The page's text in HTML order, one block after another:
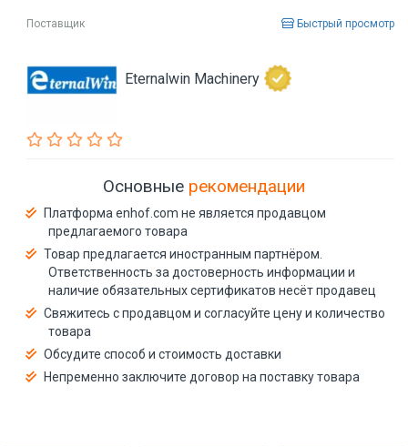
Поставщик Быстрый просмотр
Eternalwin Machinery
Основные рекомендации
Платформа enhof.com не является продавцом
предлагаемого товара
Товар предлагается иностранным партнёром.
Ответственность за достоверность информации и
наличие обязательных сертификатов несёт продавец
Свяжитесь с продавцом и согласуйте цену и количество
товара
Обсудите способ и стоимость доставки
Непременно заключите договор на поставку товара